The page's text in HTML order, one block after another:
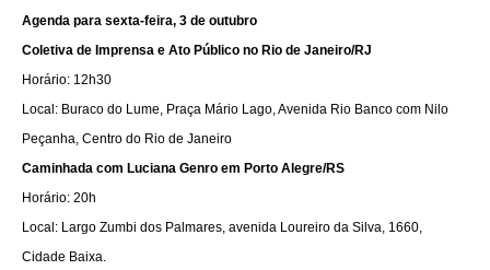
Agenda para sexta-feira, 3 de outubro
Coletiva de Imprensa e Ato Público no Rio de Janeiro/RJ
Horário: 12h30
Local: Buraco do Lume, Praça Mário Lago, Avenida Rio Banco com Nilo
Peçanha, Centro do Rio de Janeiro
Caminhada com Luciana Genro em Porto Alegre/RS
Horário: 20h
Local: Largo Zumbi dos Palmares, avenida Loureiro da Silva, 1660,
Cidade Baixa.